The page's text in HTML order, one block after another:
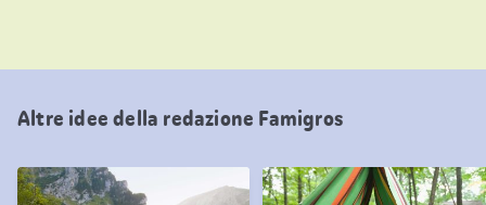
Altre idee della redazione Famigros